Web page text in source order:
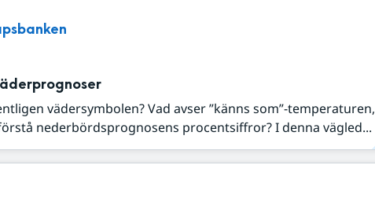
vädersymbolen? Vad avser ”känns som”-temperaturen,
nederbördsprognosens procentsiffror? I denna vägled...